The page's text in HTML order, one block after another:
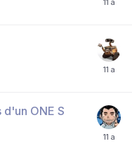
ONE S